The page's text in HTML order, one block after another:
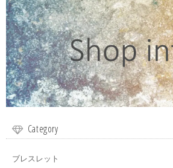
Category
ブレスレット